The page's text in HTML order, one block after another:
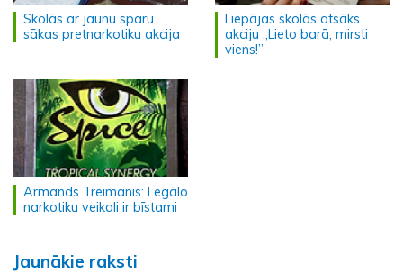
Skolās ar jaunu sparu
sākas pretnarkotiku akcija
Liepājas skolās atsāks
akciju „Lieto barā, mirsti
viens!”
Armands Treimanis: Legālo
narkotiku veikali ir bīstami
Jaunākie raksti